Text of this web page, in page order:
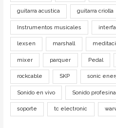
guitarra acustica guitarra criolla
Instrumentos musicales
lexsen marshall
mixer parquer Pedal
rockcable SKP sonic
Sonido en vivo Sonido
soporte tc electronic